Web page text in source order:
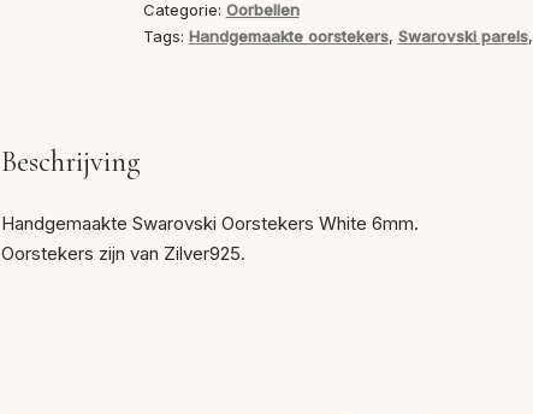
Categorie: Oorbellen
Tags: Handgemaakte oorstekers, Swarovski parels,
Beschrijving
Handgemaakte Swarovski Oorstekers White 6mm.
Oorstekers zijn van Zilver925.